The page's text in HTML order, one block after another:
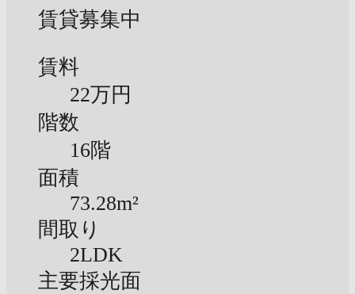
賃貸募集中
賃料
22万円
階数
16階
面積
73.28m²
間取り
2LDK
主要採光面